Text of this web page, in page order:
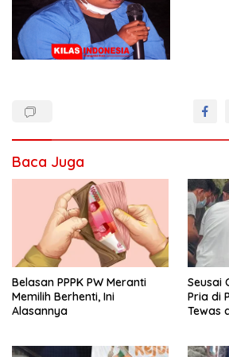
Baca Juga
Belasan PPPK PW Meranti
Memilih Berhenti, Ini
Alasannya
Seusai
Pria di
Tewas